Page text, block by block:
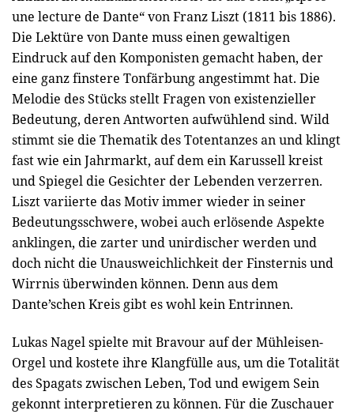
une lecture de Dante“ von Franz Liszt (1811 bis 1886).
Die Lektüre von Dante muss einen gewaltigen
Eindruck auf den Komponisten gemacht haben, der
eine ganz finstere Tonfärbung angestimmt hat. Die
Melodie des Stücks stellt Fragen von existenzieller
Bedeutung, deren Antworten aufwühlend sind. Wild
stimmt sie die Thematik des Totentanzes an und klingt
fast wie ein Jahrmarkt, auf dem ein Karussell kreist
und Spiegel die Gesichter der Lebenden verzerren.
Liszt variierte das Motiv immer wieder in seiner
Bedeutungsschwere, wobei auch erlösende Aspekte
anklingen, die zarter und unirdischer werden und
doch nicht die Unausweichlichkeit der Finsternis und
Wirrnis überwinden können. Denn aus dem
Dante’schen Kreis gibt es wohl kein Entrinnen.
Lukas Nagel spielte mit Bravour auf der Mühleisen-
Orgel und kostete ihre Klangfülle aus, um die Totalität
des Spagats zwischen Leben, Tod und ewigem Sein
gekonnt interpretieren zu können. Für die Zuschauer